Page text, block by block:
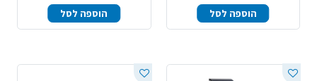
הוספה לסל הוספה לסל